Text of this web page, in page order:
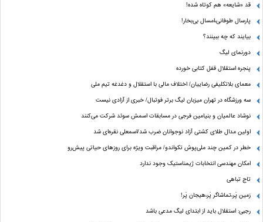
قد «شایعه» هم کوتاه شده!
پارسال طوفانی،امسال بی‌بخار!
بیایند که چه ببینند؟
دورنمای لیگ
پنجره‌ استقلال قفل کتابی خورده
معمای بلاتکلیفی رضاییان/ اختلاف مالی با استقلال و دغدغه تیم ملی
سه ورزشگاه در تهران میزبان لیگ برتر فوتبال/ خبری از آزادی نیست
نوشاد عالمیان و بنیامین فرجی در مسابقات اسمش سوئد شرکت می‌کنند
اولین مدال طلای کشتی آزاد نوجوانان ضرب شد/اسمعلی نقره‌ای شد
خطر در کمین چند ملی‌پوش تکواندو/ مراقبت ویژه برای روزهای حیاتی پیش‌رو
امکان مهندسی انتخابات ژیمناستیک وجود ندارد
تاج تباهی
زمین پَر،تماشاگر پَر،هیجان پَر!
رجبی: استقلال باید از ابتدای لیگ مدعی باشد